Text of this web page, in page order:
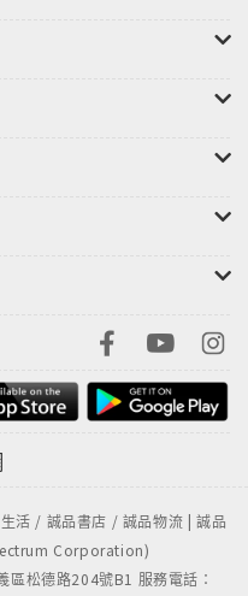
活 / 誠品書店 / 誠品物流 | 誠品
Corporation)
松德路204號B1 服務電話：